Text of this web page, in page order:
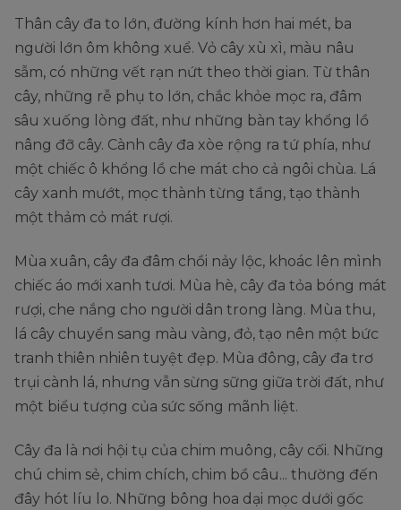
Thân cây đa to lớn, đường kính hơn hai mét, ba
người lớn ôm không xuể. Vỏ cây xù xì, màu nâu
sẫm, có những vết rạn nứt theo thời gian. Từ thân
cây, những rễ phụ to lớn, chắc khỏe mọc ra, đâm
sâu xuống lòng đất, như những bàn tay khổng lồ
nâng đỡ cây. Cành cây đa xòe rộng ra tứ phía, như
một chiếc ô khổng lồ che mát cho cả ngôi chùa. Lá
cây xanh mướt, mọc thành từng tầng, tạo thành
một thảm cỏ mát rượi.
Mùa xuân, cây đa đâm chồi nảy lộc, khoác lên mình
chiếc áo mới xanh tươi. Mùa hè, cây đa tỏa bóng mát
rượi, che nắng cho người dân trong làng. Mùa thu,
lá cây chuyển sang màu vàng, đỏ, tạo nên một bức
tranh thiên nhiên tuyệt đẹp. Mùa đông, cây đa trơ
trụi cành lá, nhưng vẫn sừng sững giữa trời đất, như
một biểu tượng của sức sống mãnh liệt.
Cây đa là nơi hội tụ của chim muông, cây cối. Những
chú chim sẻ, chim chích, chim bồ câu... thường đến
đây hót líu lo. Những bông hoa dại mọc dưới gốc